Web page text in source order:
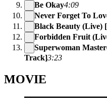
Be Okay4:09
Never Forget To
Black Beauty (Live)
Forbidden Fruit
Superwoman
Track]3:23
MOVIE